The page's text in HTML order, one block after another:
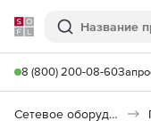
Softline
Поиск
8 (800) 200-08-60
Сетевое оборудование